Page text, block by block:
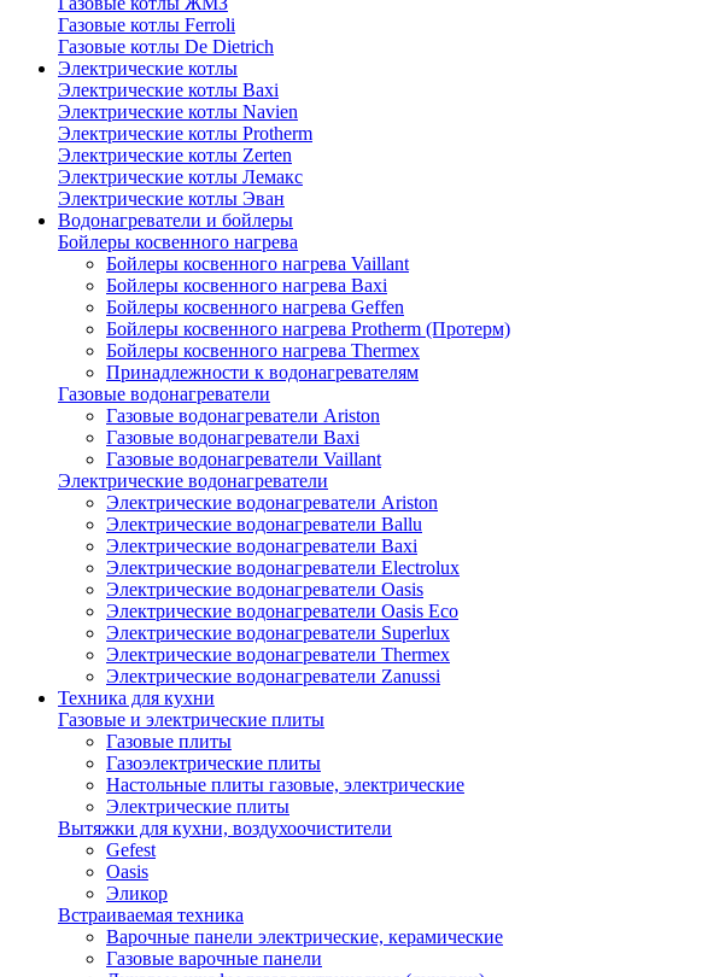
Газовые котлы Ferroli
Газовые котлы De Dietrich
Электрические котлы
Электрические котлы Baxi
Электрические котлы Navien
Электрические котлы Protherm
Электрические котлы Zerten
Электрические котлы Лемакс
Электрические котлы Эван
Водонагреватели и бойлеры
Бойлеры косвенного нагрева
Бойлеры косвенного нагрева Vaillant
Бойлеры косвенного нагрева Baxi
Бойлеры косвенного нагрева Geffen
Бойлеры косвенного нагрева Protherm (Протерм)
Бойлеры косвенного нагрева Thermex
Принадлежности к водонагревателям
Газовые водонагреватели
Газовые водонагреватели Ariston
Газовые водонагреватели Baxi
Газовые водонагреватели Vaillant
Электрические водонагреватели
Электрические водонагреватели Ariston
Электрические водонагреватели Ballu
Электрические водонагреватели Baxi
Электрические водонагреватели Electrolux
Электрические водонагреватели Oasis
Электрические водонагреватели Oasis Eco
Электрические водонагреватели Superlux
Электрические водонагреватели Thermex
Электрические водонагреватели Zanussi
Техника для кухни
Газовые и электрические плиты
Газовые плиты
Газоэлектрические плиты
Настольные плиты газовые, электрические
Электрические плиты
Вытяжки для кухни, воздухоочистители
Gefest
Oasis
Эликор
Встраиваемая техника
Варочные панели электрические, керамические
Газовые варочные панели